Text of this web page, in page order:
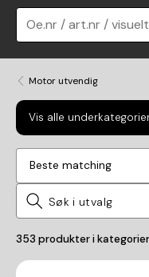
Oe.nr / art.nr /
Motor utvendig
Vis alle
Beste matching
353 produkter i